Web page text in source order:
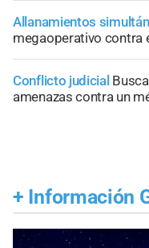
Allanamientos
megaoperativo contra
Conflicto judicial
amenazas contra un
+ Información